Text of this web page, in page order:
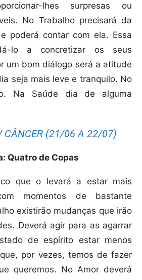
lhes surpresas ou
No Trabalho precisará da
poderá contar com ela. Essa
lo a concretizar os seus
um bom diálogo será a atitude
seja mais leve e tranquilo. No
Na Saúde dia de alguma
CÂNCER (21/06 A 22/07)
Quatro de Copas
que o levará a estar mais
momentos de bastante
existirão mudanças que irão
Deverá agir para as agarrar
de espírito estar menos
por vezes, temos de fazer
queremos. No Amor deverá